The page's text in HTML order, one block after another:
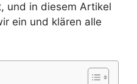
und in diesem Artikel
ein und klären alle